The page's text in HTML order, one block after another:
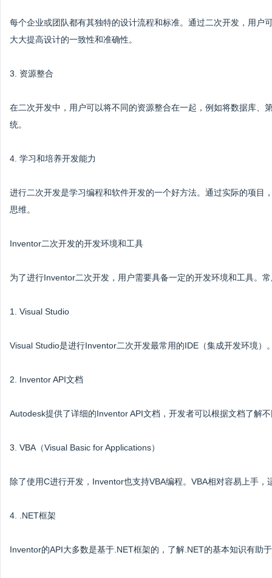
每个企业或团队都有其独特的设计流程和标准。通过二次开发，用户
大大提高设计的一致性和准确性。
3. 资源整合
在二次开发中，用户可以将不同的资源整合在一起，例如将数据库
统。
4. 学习和培养开发能力
进行二次开发是学习编程和软件开发的一个好方法。通过实际的项目
思维。
Inventor二次开发的开发环境和工具
为了进行Inventor二次开发，用户需要具备一定的开发环境和工具。
1. Visual Studio
Visual Studio是进行Inventor二次开发最常用的IDE（集成开发环境
2. Inventor API文档
Autodesk提供了详细的Inventor API文档，开发者可以根据文档了解
3. VBA（Visual Basic for Applications）
除了使用C进行开发，Inventor也支持VBA编程。VBA相对容易上手
4. .NET框架
Inventor的API大多数是基于.NET框架的，了解.NET的基本知识有助